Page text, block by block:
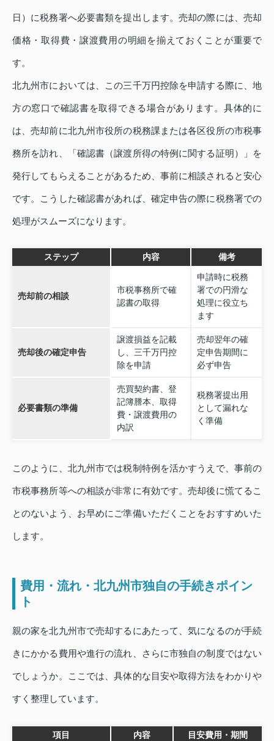
日）に税務署へ必要書類を提出します。売却の際には、売却
価格・取得費・譲渡費用の明細を揃えておくことが重要で
す。
北九州市においては、この三千万円控除を申請する際に、地
方の窓口で確認書を取得できる場合があります。具体的に
は、売却前に北九州市役所の税務課または各区役所の市税事
務所を訪れ、「確認書（譲渡所得の特例に関する証明）」を
発行してもらえることがあるため、事前に相談されると安心
です。こうした確認書があれば、確定申告の際に税務署での
処理がスムーズになります。
ステップ 内容 備考
売却前の相談
市税事務所で確
認書の取得
申請時に税務
署での円滑な
処理に役立ち
ます
売却後の確定申告
譲渡損益を記載
し、三千万円控
除を申請
売却翌年の確
定申告期間に
必ず申告
必要書類の準備
売買契約書、登
記簿謄本、取得
費・譲渡費用の
内訳
税務署提出用
として漏れな
く準備
このように、北九州市では税制特例を活かすうえで、事前の
市税事務所等への相談が非常に有効です。売却後に慌てるこ
とのないよう、お早めにご準備いただくことをおすすめいた
します。
費用・流れ・北九州市独自の手続きポイン
ト
親の家を北九州市で売却するにあたって、気になるのが手続
きにかかる費用や進行の流れ、さらに市独自の制度ではない
でしょうか。ここでは、具体的な目安や取得方法をわかりや
すく整理しています。
項目 内容 目安費用・期間